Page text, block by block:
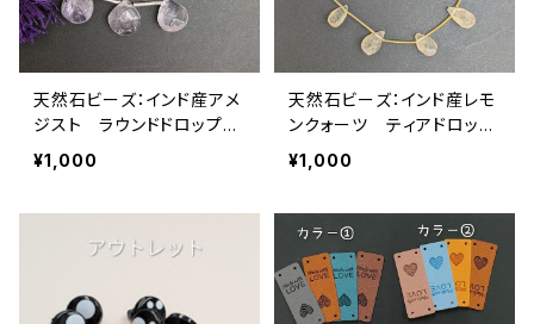
天然石ビーズ：インド産アメ
ジスト ラウンドドロップカ
ット 13粒
¥1,000
天然石ビーズ：インド産レモ
ンクォーツ ティアドロップ
カット 11粒
¥1,000